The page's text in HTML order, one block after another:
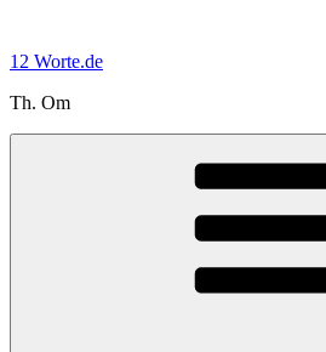
springen
12 Worte.de
Th. Om